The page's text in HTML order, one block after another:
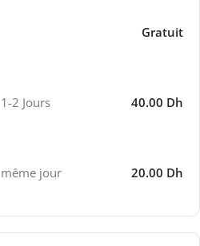
Gratuit
1-2 Jours 40.00 Dh
même jour 20.00 Dh